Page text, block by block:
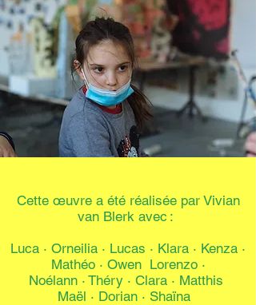
Cette œuvre a été réalisée par Vivian
van Blerk avec :
Luca · Orneilia · Lucas · Klara · Kenza ·
Mathéo · Owen Lorenzo ·
Noélann · Théry · Clara · Matthis
Maël · Dorian · Shaïna